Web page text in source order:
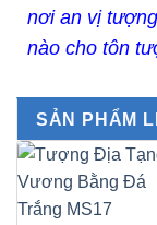
nơi an vị
nào cho tôn
SẢN PHẨM